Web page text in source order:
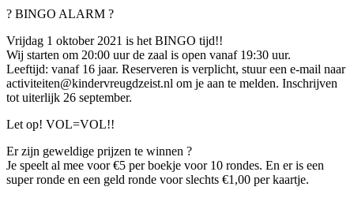
? BINGO ALARM ?
Vrijdag 1 oktober 2021 is het BINGO tijd!!
Wij starten om 20:00 uur de zaal is open vanaf 19:30 uur.
Leeftijd: vanaf 16 jaar. Reserveren is verplicht, stuur een e-mail naar
activiteiten@kindervreugdzeist.nl om je aan te melden. Inschrijven
tot uiterlijk 26 september.
Let op! VOL=VOL!!
Er zijn geweldige prijzen te winnen ?
Je speelt al mee voor €5 per boekje voor 10 rondes. En er is een
super ronde en een geld ronde voor slechts €1,00 per kaartje.